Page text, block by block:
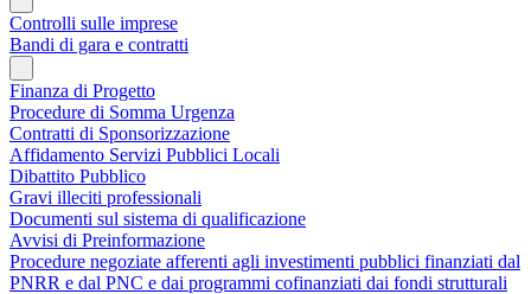
Controlli sulle imprese
Bandi di gara e contratti
Finanza di Progetto
Procedure di Somma Urgenza
Contratti di Sponsorizzazione
Affidamento Servizi Pubblici Locali
Dibattito Pubblico
Gravi illeciti professionali
Documenti sul sistema di qualificazione
Avvisi di Preinformazione
Procedure negoziate afferenti agli investimenti pubblici finanziati dal
PNRR e dal PNC e dai programmi cofinanziati dai fondi strutturali